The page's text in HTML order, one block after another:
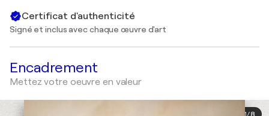
Certificat d'authenticité
Signé et inclus avec chaque œuvre d'art
Encadrement
Mettez votre oeuvre en valeur
1/8